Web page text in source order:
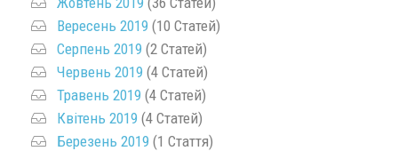
Вересень 2019 (10 Статей)
Серпень 2019 (2 Статей)
Червень 2019 (4 Статей)
Травень 2019 (4 Статей)
Квітень 2019 (4 Статей)
Березень 2019 (1 Стаття)